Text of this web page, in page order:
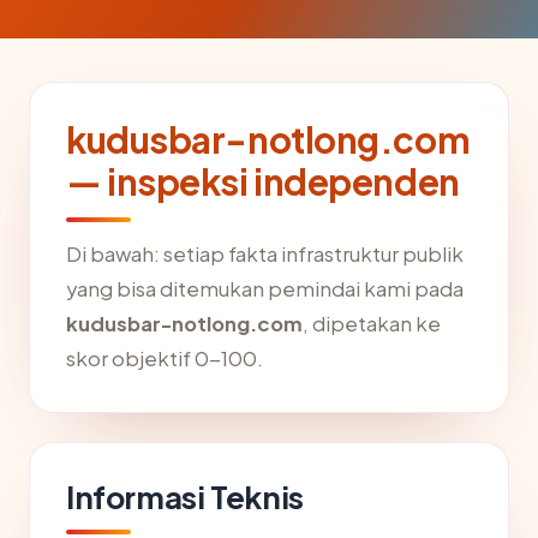
kudusbar-notlong.com
— inspeksi independen
Di bawah: setiap fakta infrastruktur publik
yang bisa ditemukan pemindai kami pada
kudusbar-notlong.com, dipetakan ke
skor objektif 0-100.
Informasi Teknis